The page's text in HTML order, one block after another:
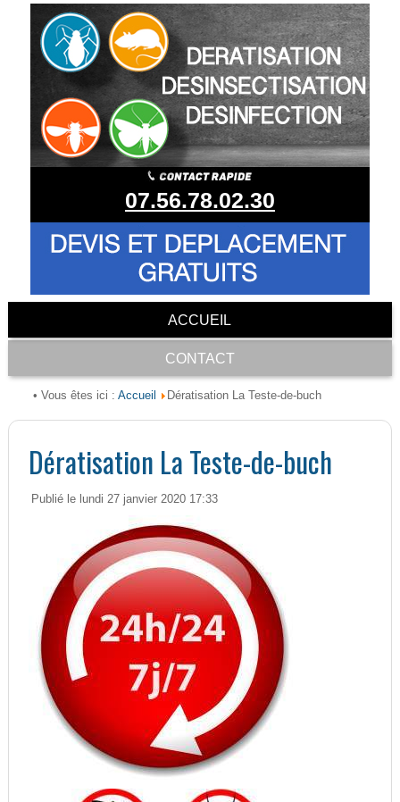
07.56.78.02.30
ACCUEIL
CONTACT
• Vous êtes ici : Accueil Dératisation La Teste-de-buch
Dératisation La Teste-de-buch
Publié le lundi 27 janvier 2020 17:33